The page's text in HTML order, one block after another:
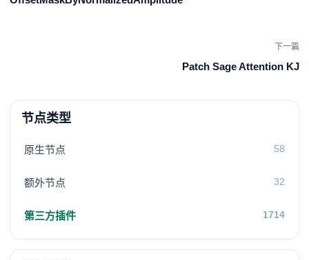
下一篇
Patch Sage Attention KJ
节点类型
原生节点 58
额外节点 32
第三方插件 1714